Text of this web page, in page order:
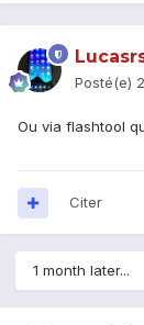
Posté(e)
Ou via flashtool
Citer
1 month later...